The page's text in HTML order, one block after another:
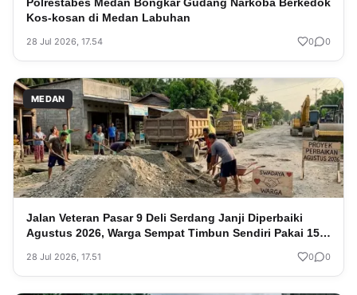
Kos-kosan di Medan Labuhan
28 Jul 2026, 17.54 0 0
MEDAN
Jalan Veteran Pasar 9 Deli Serdang Janji Diperbaiki
Agustus 2026, Warga Sempat Timbun Sendiri Pakai 15
28 Jul 2026, 17.51 0 0